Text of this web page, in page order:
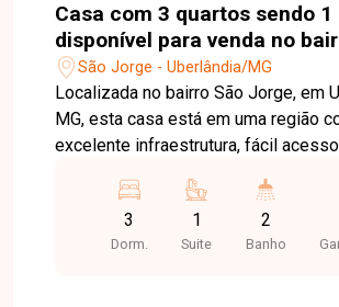
Casa com 3 quartos sendo 1
disponível para venda no
Jorge em Uberlândia-MG
São Jorge - Uberlândia/MG
Localizada no bairro São Jorge, em
MG, esta casa está em uma região
excelente infraestrutura, fácil
além de contar com comércios,
farmácias e diversos serviços,
praticidade e qualidade de vida para
3
Dorm.
1
Suite
2
Banho